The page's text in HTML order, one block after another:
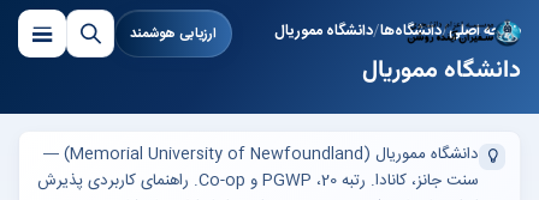
ارزیابی هوشمند صفحه اصلی دانشگاه‌ها دانشگاه مموریال
دانشگاه مموریال
دانشگاه مموریال (Memorial University of Newfoundland) —
سنت جانز، کانادا. رتبه 20، PGWP و Co-op. راهنمای کاربردی پذیرش